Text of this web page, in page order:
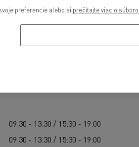
09:30 - 13:30 / 15:30 - 19:00
09:30 - 13:30 / 15:30 - 19:00
preferencie alebo si prečítajte viac o